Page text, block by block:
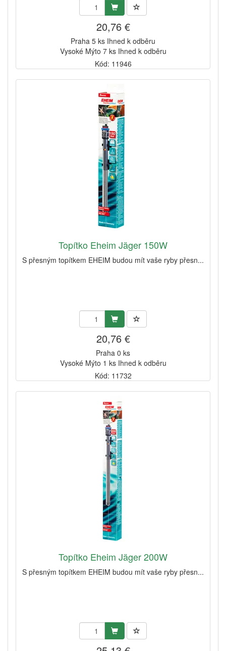
20,76 €
Praha 5 ks Ihned k odběru
Vysoké Mýto 7 ks Ihned k odběru
Kód: 11946
Topítko Eheim Jäger 150W
S přesným topítkem EHEIM budou mít vaše ryby přesn...
20,76 €
Praha 0 ks
Vysoké Mýto 1 ks Ihned k odběru
Kód: 11732
Topítko Eheim Jäger 200W
S přesným topítkem EHEIM budou mít vaše ryby přesn...